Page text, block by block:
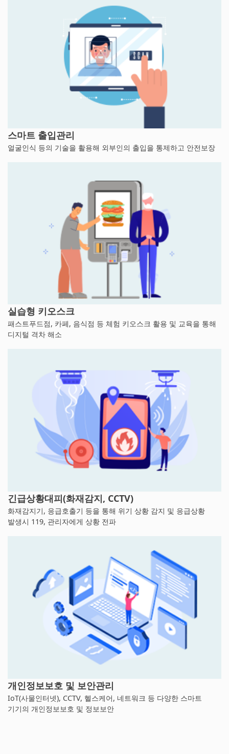
스마트 출입관리
얼굴인식 등의 기술을 활용해 외부인의 출입을 통제하고 안전보장
실습형 키오스크
패스트푸드점, 카페, 음식점 등 체험 키오스크 활용 및 교육을 통해
디지털 격차 해소
긴급상황대피(화재감지, CCTV)
화재감지기, 응급호출기 등을 통해 위기 상황 감지 및 응급상황
발생시 119, 관리자에게 상황 전파
개인정보보호 및 보안관리
IoT(사물인터넷), CCTV, 헬스케어, 네트워크 등 다양한 스마트
기기의 개인정보보호 및 정보보안